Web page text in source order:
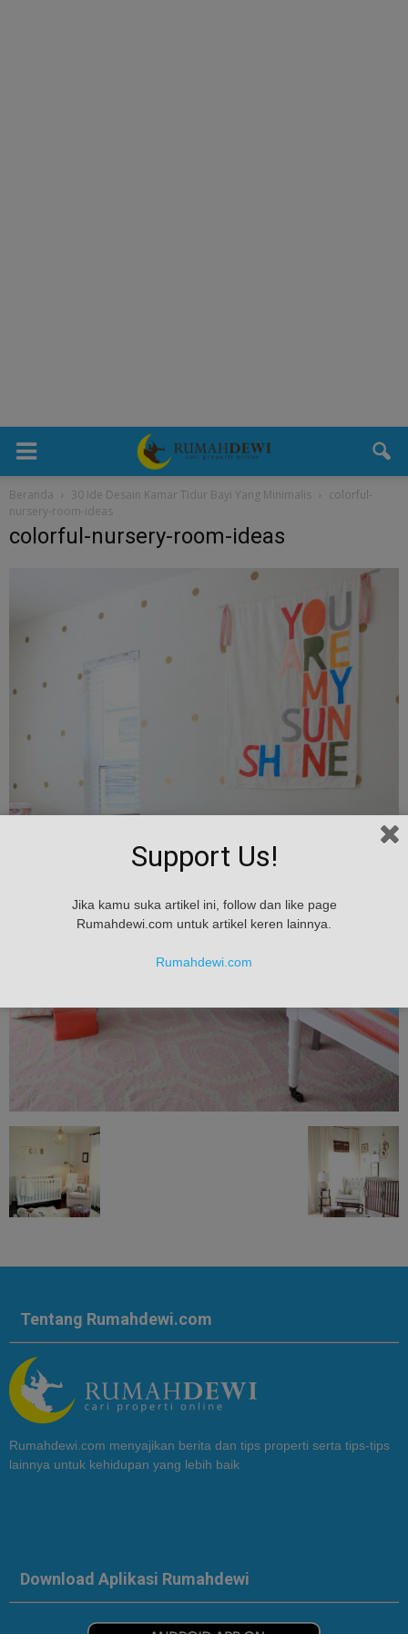
Beranda 30 Ide Desain Kamar Tidur Bayi Yang Minimalis
colorful-
nursery-room-ideas
colorful-nursery-room-ideas
Tentang Rumahdewi.com
Rumahdewi.com menyajikan berita dan tips properti serta tips-tips
lainnya untuk kehidupan yang lebih baik
Download Aplikasi Rumahdewi
Support Us!
Jika kamu suka artikel ini, follow dan like page
Rumahdewi.com untuk artikel keren lainnya.
Rumahdewi.com